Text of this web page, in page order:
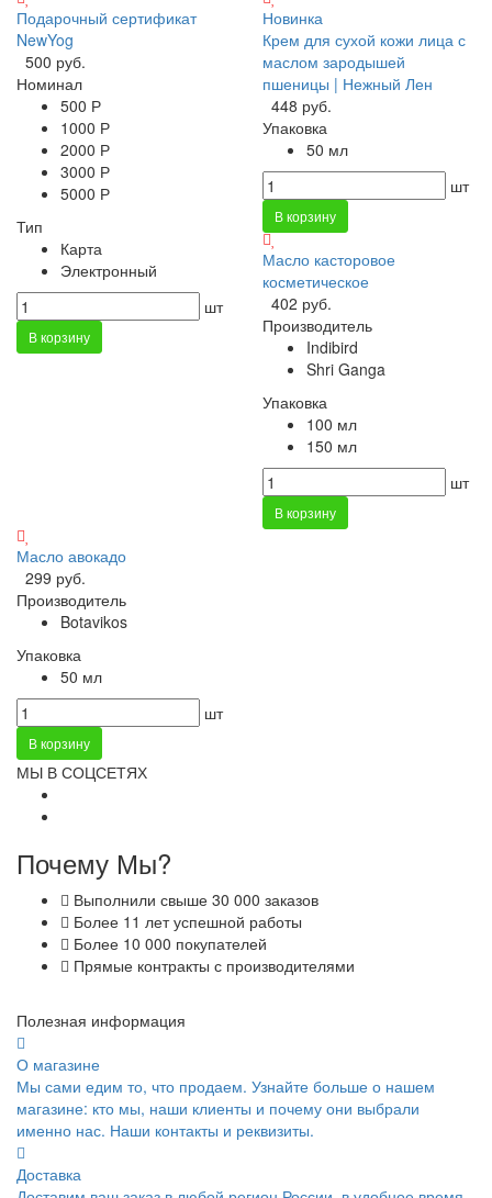
Подарочный сертификат
NewYog
500 руб.
Номинал
500 Р
1000 Р
2000 Р
3000 Р
5000 Р
Тип
Карта
Электронный
шт
В корзину
Новинка
Крем для сухой кожи лица с
маслом зародышей
пшеницы | Нежный Лен
448 руб.
Упаковка
50 мл
шт
В корзину
Масло касторовое
косметическое
402 руб.
Производитель
Indibird
Shri Ganga
Упаковка
100 мл
150 мл
шт
В корзину
Масло авокадо
299 руб.
Производитель
Botavikos
Упаковка
50 мл
шт
В корзину
МЫ В СОЦСЕТЯХ
Почему Мы?
Выполнили свыше 30 000 заказов
Более 11 лет успешной работы
Более 10 000 покупателей
Прямые контракты с производителями
Полезная информация
О магазине
Мы сами едим то, что продаем. Узнайте больше о нашем
магазине: кто мы, наши клиенты и почему они выбрали
именно нас. Наши контакты и реквизиты.
Доставка